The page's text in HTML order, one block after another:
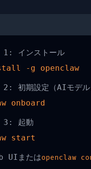
インストール
-g openclaw
初期設定（AIモデル
onboard
3: 起動
start
UIまたはopenclaw